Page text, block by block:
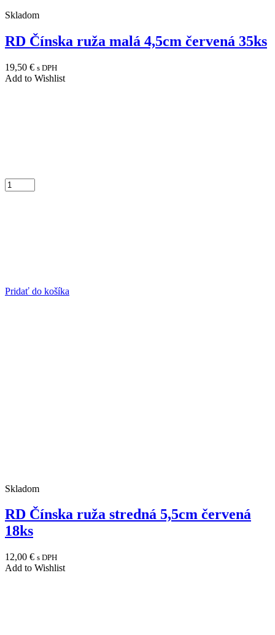
Skladom
RD Čínska ruža malá 4,5cm červená 35ks
19,50 € s DPH
Add to Wishlist
Pridať do košíka
Skladom
RD Čínska ruža stredná 5,5cm červená
18ks
12,00 € s DPH
Add to Wishlist